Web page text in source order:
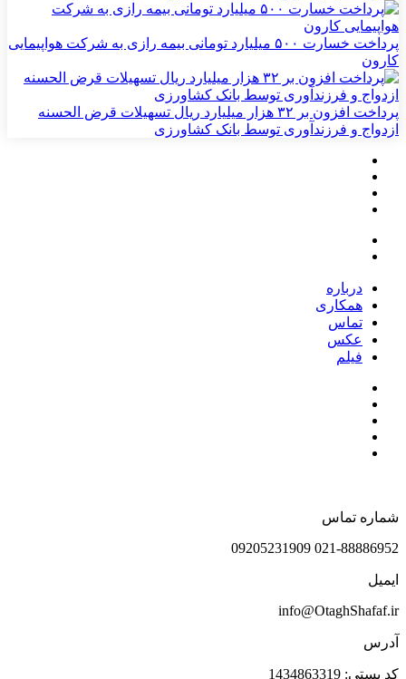
پرداخت خسارت ۵۰۰ میلیارد تومانی بیمه رازی به شرکت هواپیمایی
کارون
پرداخت افزون بر ۳۲ هزار میلیارد ریال تسهیلات قرض الحسنه
ازدواج و فرزندآوری توسط بانک کشاورزی
درباره
همکاری
تماس
عکس
فیلم
شماره تماس
021-88886952 09205231909
ایمیل
info@OtaghShafaf.ir
آدرس
کد پستی: 1434863319